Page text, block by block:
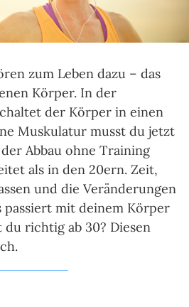
zum Leben dazu – das
Körper. In der
der Körper in einen
Muskulatur musst du jetzt
Abbau ohne Training
als in den 20ern. Zeit,
und die Veränderungen
passiert mit deinem Körper
richtig ab 30? Diesen